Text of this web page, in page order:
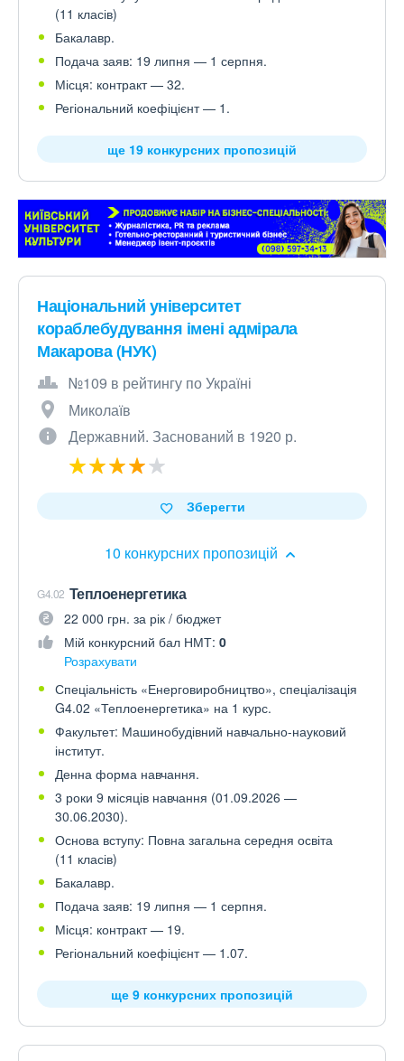
(11 класів)
Бакалавр.
Подача заяв: 19 липня — 1 серпня.
Місця: контракт — 32.
Регіональний коефіцієнт — 1.
ще 19 конкурсних пропозицій
Національний університет
кораблебудування імені адмірала
Макарова (НУК)
№109 в рейтингу по Україні
Миколаїв
Державний. Заснований в 1920 р.
10 конкурсних пропозицій
Зберегти
G4.02 Теплоенергетика
22 000 грн. за рік / бюджет
Мій конкурсний бал НМТ: 0
Розрахувати
Спеціальність «Енерговиробництво», спеціалізація
G4.02 «Теплоенергетика» на 1 курс.
Факультет: Машинобудівний навчально-науковий
інститут.
Денна форма навчання.
3 роки 9 місяців навчання (01.09.2026 —
30.06.2030).
Основа вступу: Повна загальна середня освіта
(11 класів)
Бакалавр.
Подача заяв: 19 липня — 1 серпня.
Місця: контракт — 19.
Регіональний коефіцієнт — 1.07.
ще 9 конкурсних пропозицій